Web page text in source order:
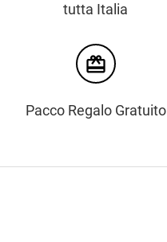
tutta Italia
card_giftcard
Pacco Regalo Gratuito